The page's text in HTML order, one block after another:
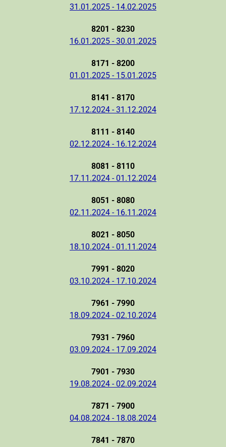
31.01.2025 - 14.02.2025
8201 - 8230
16.01.2025 - 30.01.2025
8171 - 8200
01.01.2025 - 15.01.2025
8141 - 8170
17.12.2024 - 31.12.2024
8111 - 8140
02.12.2024 - 16.12.2024
8081 - 8110
17.11.2024 - 01.12.2024
8051 - 8080
02.11.2024 - 16.11.2024
8021 - 8050
18.10.2024 - 01.11.2024
7991 - 8020
03.10.2024 - 17.10.2024
7961 - 7990
18.09.2024 - 02.10.2024
7931 - 7960
03.09.2024 - 17.09.2024
7901 - 7930
19.08.2024 - 02.09.2024
7871 - 7900
04.08.2024 - 18.08.2024
7841 - 7870